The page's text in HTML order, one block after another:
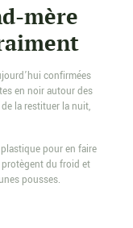
mère
confirmées
en noir autour des
la restituer la nuit,
pour en faire
protègent du froid et
pousses.